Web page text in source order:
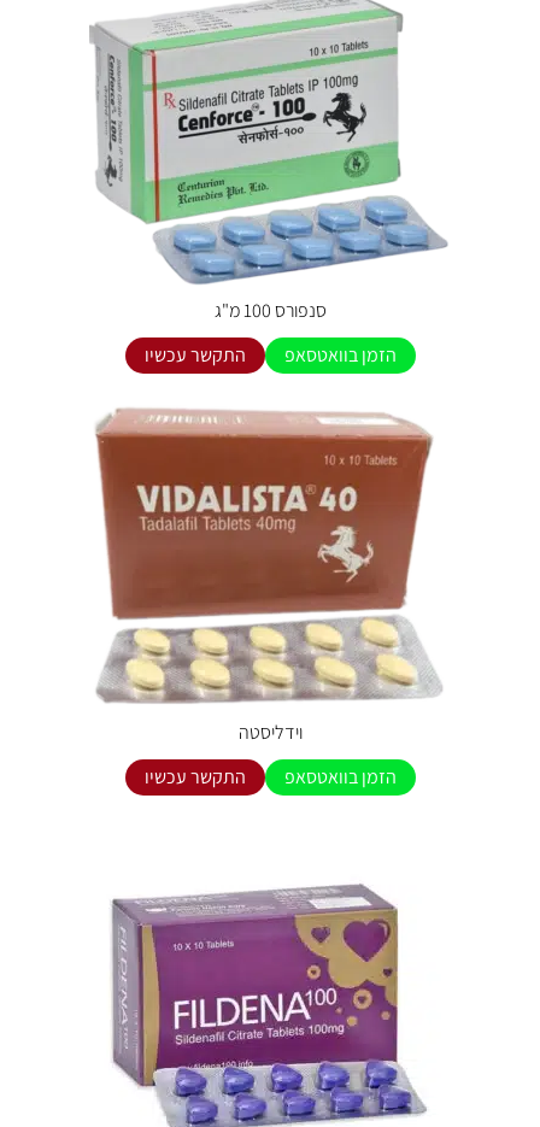
סנפורס 100 מ"ג
הזמן בוואטסאפ
התקשר עכשיו
וידליסטה
הזמן בוואטסאפ
התקשר עכשיו